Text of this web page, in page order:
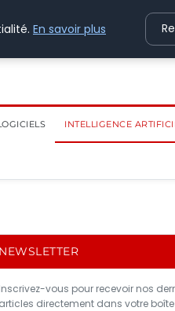
INTELLIGENCE
NEWSLETTER
Inscrivez-vous pour recevoir nos
articles directement dans votre
En savoir plus